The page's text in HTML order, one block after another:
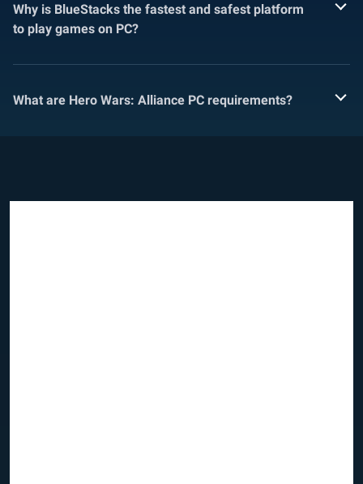
Why is BlueStacks the fastest and safest platform
to play games on PC?
What are Hero Wars: Alliance PC requirements?